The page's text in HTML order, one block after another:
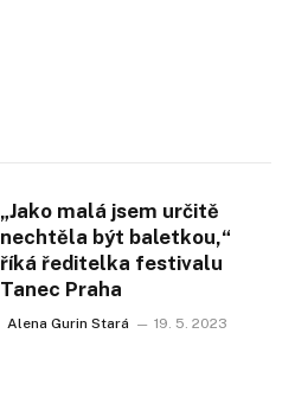
„Jako malá jsem určitě
nechtěla být baletkou,“
říká ředitelka festivalu
Tanec Praha
Alena Gurin Stará 19. 5. 2023